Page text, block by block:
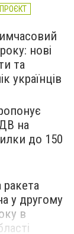
нові
та
українців
на
до 150
у другому
в